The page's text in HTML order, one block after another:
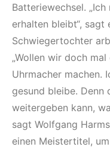
Batteriewechsel.
erhalten bleibt“, sagt
Schwiegertochter
„Wollen wir doch
Uhrmacher machen.
gesund bleibe.
weitergeben kann,
sagt Wolfgang
einen Meistertitel,